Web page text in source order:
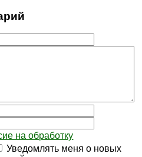
на обработку
Уведомлять меня о новых